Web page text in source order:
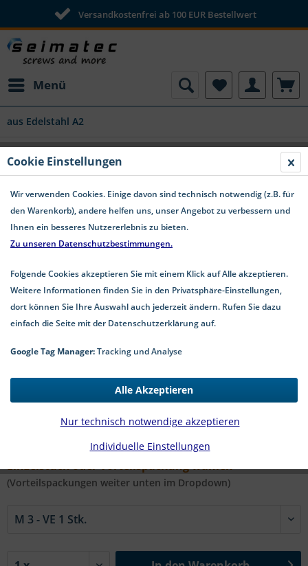
Versandkostenfrei ab 100 EUR Bestellwert
Menü
aus Edelstahl A2
Schweißmutter aus Edelstahl A2
Sechskant DIN 929
0,11 € *
*inkl. MwSt.zzgl. Versandkosten
2-5 Werktage Lieferzeit
#DIN 929 A2 | Ø in mm:
Einzelstück oder Vorteilspackung wählen
(Vorteilspackungen weiter unten im Dropdown)
Cookie Einstellungen
Wir verwenden Cookies. Einige davon sind technisch notwendig (z.B. für
den Warenkorb), andere helfen uns, unser Angebot zu verbessern und
Ihnen ein besseres Nutzererlebnis zu bieten.
Zu unseren Datenschutzbestimmungen.
Folgende Cookies akzeptieren Sie mit einem Klick auf Alle akzeptieren.
Weitere Informationen finden Sie in den Privatsphäre-Einstellungen,
dort können Sie Ihre Auswahl auch jederzeit ändern. Rufen Sie dazu
einfach die Seite mit der Datenschutzerklärung auf.
Google Tag Manager:Tracking und Analyse
Individuelle Einstellungen
Nur technisch notwendige akzeptieren
Alle Akzeptieren